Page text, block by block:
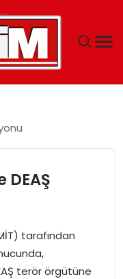
DEAŞ
tarafından
terör örgütüne